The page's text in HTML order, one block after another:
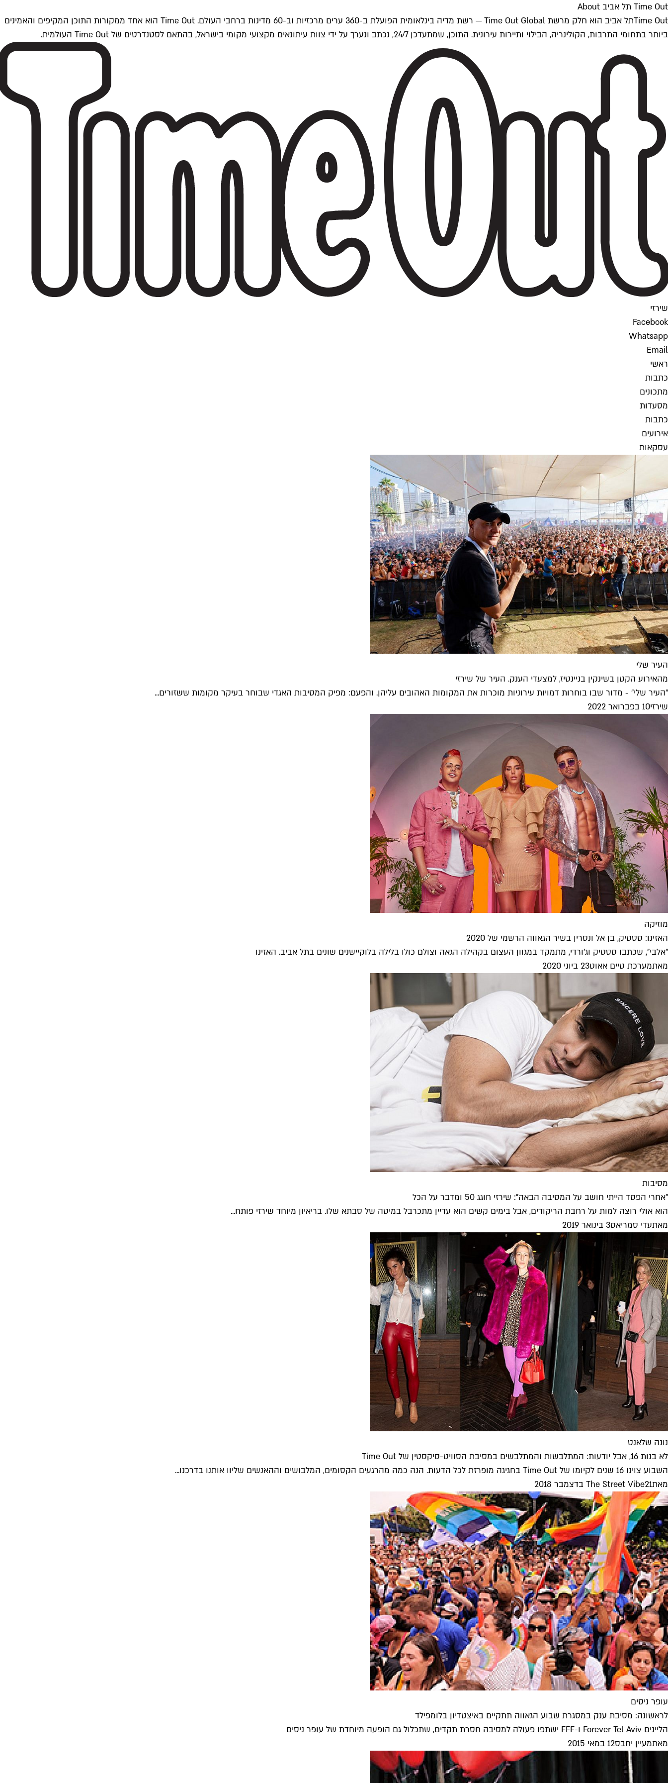
Time Out תל אביב About
Time Outתל אביב הוא חלק מרשת Time Out Global — רשת מדיה בינלאומית הפועלת ב-360 ערים מרכזיות וב-60 מדינות ברחבי העולם. Time Out הוא אחד ממקורות התוכן המקיפים והאמינים
ביותר בתחומי התרבות, הקולינריה, הבילוי ותיירות עירונית. התוכן, שמתעדכן 24/7, נכתב ונערך על ידי צוות עיתונאים מקצועי מקומי בישראל, בהתאם לסטנדרטים של Time Out העולמית.
שירזי
Facebook
Whatsapp
Email
ראשי
כתבות
מתכונים
מסעדות
כתבות
אירועים
עסקאות
העיר שלי
מהאירוע הקטן בשינקין בניינטיז, למצעדי הענק. העיר של שירזי
"העיר שלי" - מדור שבו בוחרות דמויות עירוניות מוכרות את המקומות האהובים עליהן. והפעם: מפיק המסיבות האגדי שבוחר בעיקר מקומות ששזורים...
שירזי10 בפברואר 2022
מוזיקה
האזינו: סטטיק, בן אל ונסרין בשיר הגאווה הרשמי של 2020
"אלבי", שכתבו סטטיק וג'ורדי, מתמקד במגוון העצום בקהילה הגאה וצולם כולו בלילה בלוקיישנים שונים בתל אביב. האזינו
מאתמערכת טיים אאוט23 ביוני 2020
מסיבות
"אחרי הפסד הייתי חושב על המסיבה הבאה": שירזי חוגג 50 ומדבר על הכל
הוא אולי רוצה למות על רחבת הריקודים, אבל בימים קשים הוא עדיין מתכרבל במיטה של סבתא שלו. בריאיון מיוחד שירזי פותח...
מאתעדי סמריאס3 בינואר 2019
נונה שלאנט
לא בנות 16, אבל יודעות: המתלבשות והמתלבשים במסיבת הסוויט-סיקסטין של Time Out
השבוע צוינו 16 שנים לקיומו של Time Out בחגיגה מופרזת לכל הדעות. הנה כמה מהרגעים הקסומים, המלבושים וההאנשים שליוו אותנו בדרכנו...
מאת
The Street Vibe21 בדצמבר 2018
עופר ניסים
לראשונה: מסיבת ענק במסגרת שבוע הגאווה תתקיים באיצטדיון בלומפילד
הליינים Forever Tel Aviv ו-FFF ישתפו פעולה למסיבה חסרת תקדים, שתכלול גם הופעה מיוחדת של עופר ניסים
מאתמעיין יחבס12 במאי 2015